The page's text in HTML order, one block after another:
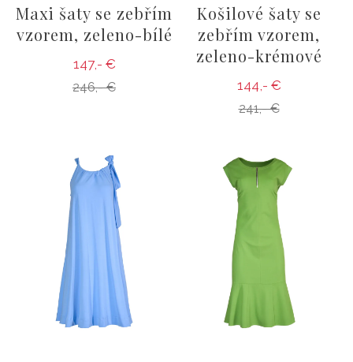
Maxi šaty se zebřím
vzorem, zeleno-bílé
147,- €
246,- €
Košilové šaty se
zebřím vzorem,
zeleno-krémové
144,- €
241,- €